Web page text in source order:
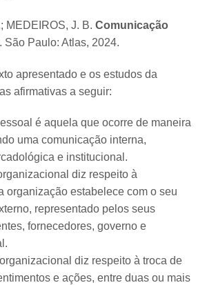
MEDEIROS, J. B. Comunicação
São Paulo: Atlas, 2024.
apresentado e os estudos da
afirmativas a seguir:
é aquela que ocorre de maneira
uma comunicação interna,
e institucional.
diz respeito à
organização estabelece com o seu
representado pelos seus
fornecedores, governo e
organizacional diz respeito à troca de
e ações, entre duas ou mais